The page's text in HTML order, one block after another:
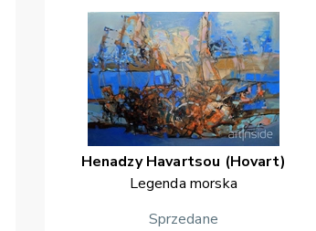
Henadzy Havartsou (Hovart)
Legenda morska
Sprzedane